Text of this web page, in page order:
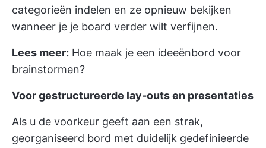
categorieën indelen en ze opnieuw bekijken
wanneer je je board verder wilt verfijnen.
Lees meer: Hoe maak je een ideeënbord voor
brainstormen?
Voor gestructureerde lay-outs en presentaties
Als u de voorkeur geeft aan een strak,
georganiseerd bord met duidelijk gedefinieerde